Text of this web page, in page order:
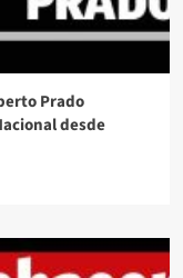
Prado
desde